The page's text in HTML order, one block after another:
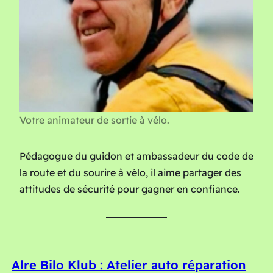
Votre animateur de sortie à vélo.
Pédagogue du guidon et ambassadeur du code de
la route et du sourire à vélo, il aime partager des
attitudes de sécurité pour gagner en confiance.
Alre Bilo Klub : Atelier auto réparation